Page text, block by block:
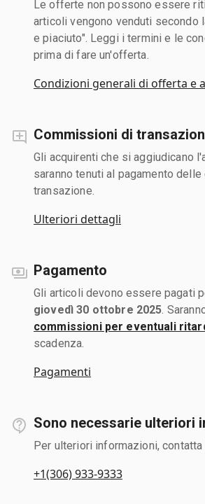
Le offerte non possono essere
articoli vengono venduti secondo
e piaciuto". Leggi i termini e le
prima di fare un'offerta.
Condizioni generali di offerta e
Commissioni di
Gli acquirenti che si aggiudicano
saranno tenuti al pagamento
transazione.
Ulteriori dettagli
Pagamento
Gli articoli devono essere pagati
giovedì 30 ottobre 2025 .
commissioni per eventuali
scadenza.
Pagamenti
Sono necessarie ulteriori
Per ulteriori informazioni,
+1(306) 933-9333